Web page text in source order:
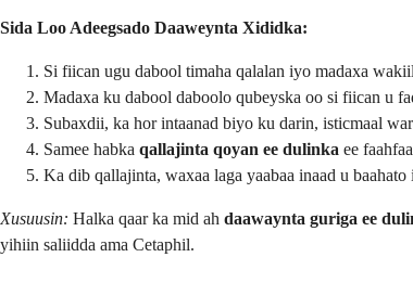
Sida Loo Adeegsado Daaweynta Xididka:
Si fiican ugu dabool timaha qalalan iyo madaxa
Madaxa ku dabool daboolo qubeyska oo si fiican u
Subaxdii, ka hor intaanad biyo ku darin, isticmaal
Samee habka qallajinta qoyan ee dulinka ee
Ka dib qallajinta, waxaa laga yaabaa inaad u
Xusuusin: Halka qaar ka mid ah daawaynta guriga ee
yihiin saliidda ama Cetaphil.